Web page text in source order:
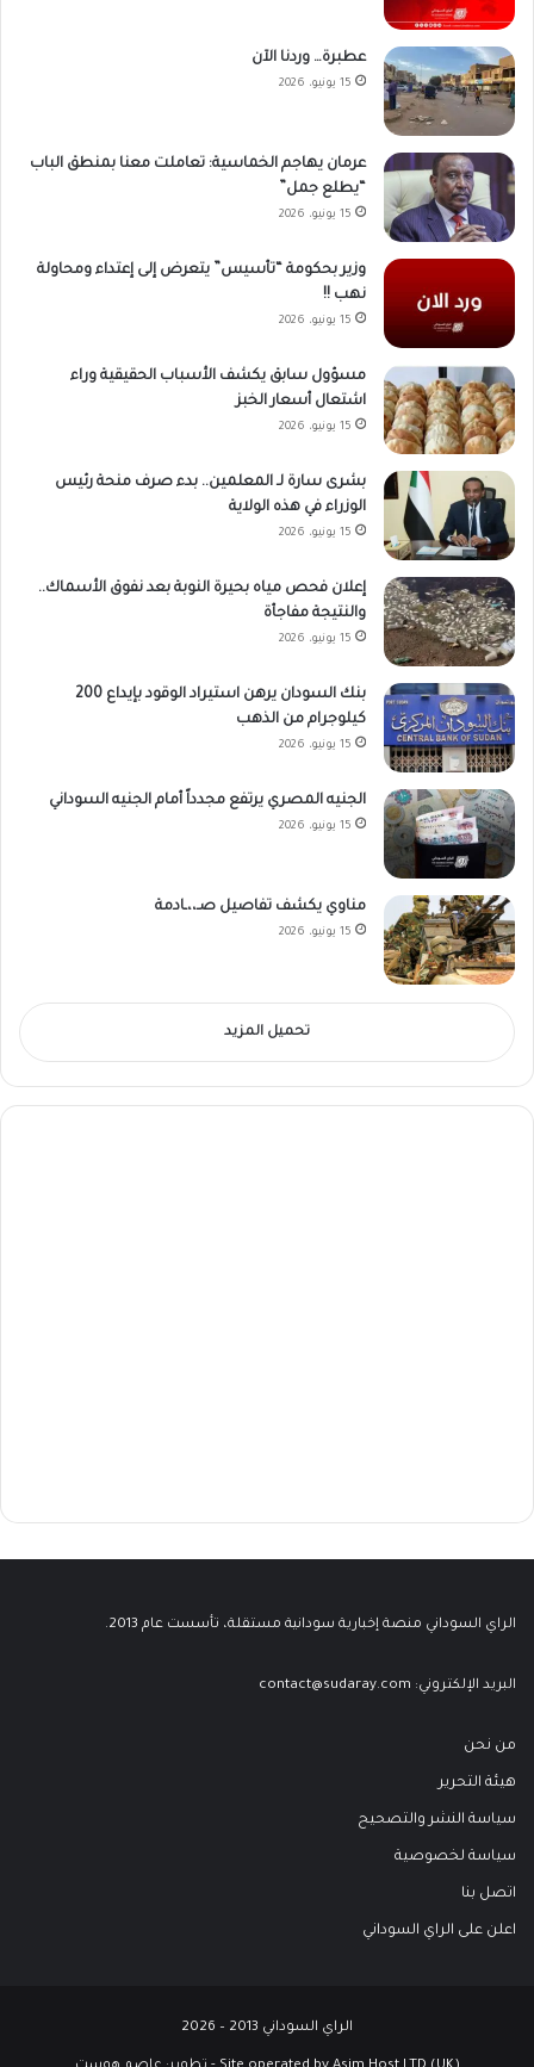
عطبرة… وردنا الآن
15 يونيو، 2026
عرمان يهاجم الخماسية: تعاملت معنا بمنطق الباب
“يطلع جمل”
15 يونيو، 2026
وزير بحكومة “تأسيس” يتعرض إلى إعتداء ومحاولة
نهب !!
15 يونيو، 2026
مسؤول سابق يكشف الأسباب الحقيقية وراء
اشتعال أسعار الخبز
15 يونيو، 2026
بشرى سارة لـ المعلمين.. بدء صرف منحة رئيس
الوزراء في هذه الولاية
15 يونيو، 2026
إعلان فحص مياه بحيرة النوبة بعد نفوق الأسماك..
والنتيجة مفاجأة
15 يونيو، 2026
بنك السودان يرهن استيراد الوقود بإيداع 200
كيلوجرام من الذهب
15 يونيو، 2026
الجنيه المصري يرتفع مجدداً أمام الجنيه السوداني
15 يونيو، 2026
مناوي يكشف تفاصيل صـ،،ـادمة
15 يونيو، 2026
تحميل المزيد
الراي السوداني منصة إخبارية سودانية مستقلة، تأسست عام 2013.
البريد الإلكتروني: contact@sudaray.com
من نحن
هيئة التحرير
سياسة النشر والتصحيح
سياسة لخصوصية
اتصل بنا
اعلن على الراي السوداني
الراي السوداني 2013 – 2026